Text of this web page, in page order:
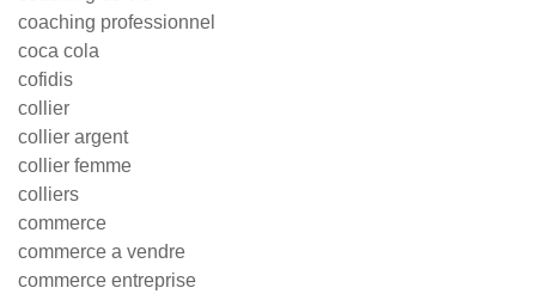
coaching professionnel
coca cola
cofidis
collier
collier argent
collier femme
colliers
commerce
commerce a vendre
commerce entreprise